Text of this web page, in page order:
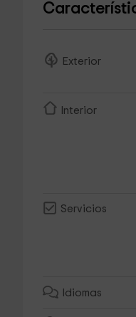
Exterior
Interior
Servicios
Idiomas